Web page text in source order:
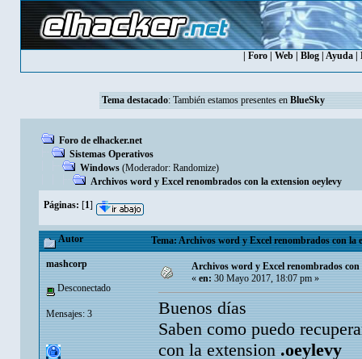
Foro Web Blog Ayuda
Tema destacado: También estamos presentes en BlueSky
Foro de elhacker.net
Sistemas Operativos
Windows (Moderador: Randomize)
Archivos word y Excel renombrados con la extension oeylevy
Páginas: [1]
Autor Tema: Archivos word y Excel renombrados con la
mashcorp
Desconectado
Mensajes: 3
Archivos word y Excel renombrados con
«en:30 Mayo 2017, 18:07 pm »
Buenos días
Saben como puedo
con la extension.oeylevy